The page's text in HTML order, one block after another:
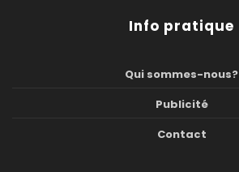
Info pratique
Qui sommes-nous?
Publicité
Contact